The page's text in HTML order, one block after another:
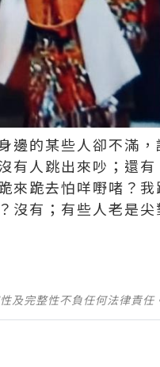
邊的某些人卻不滿，
有人跳出來吵；還有
來跪去怕咩嘢啫？我
沒有；有些人老是尖
及完整性不負任何法律責任